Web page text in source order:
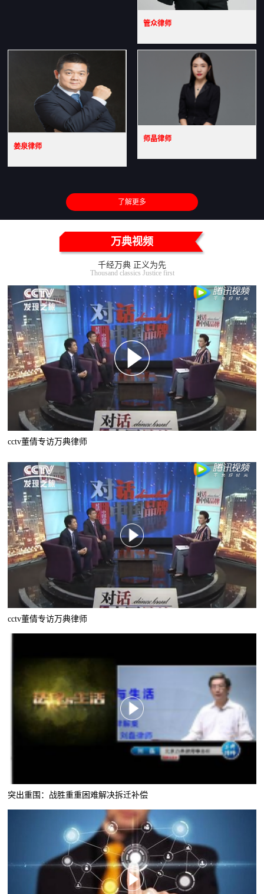
管众律师
姜泉律师
师晶律师
了解更多
万典视频
千经万典 正义为先
Thousand classics Justice first
cctv董倩专访万典律师
cctv董倩专访万典律师
突出重围：战胜重重困难解决拆迁补偿